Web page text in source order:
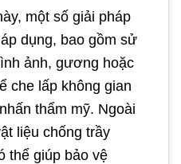
một số giải pháp
dụng, bao gồm sử
ảnh, gương hoặc
che lấp không gian
thẩm mỹ. Ngoài
liệu chống trầy
thể giúp bảo vệ